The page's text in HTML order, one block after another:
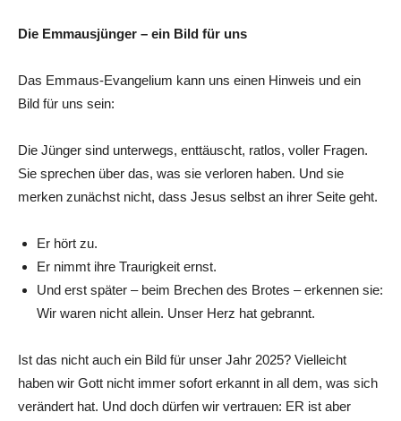
Die Emmausjünger – ein Bild für uns
Das Emmaus-Evangelium kann uns einen Hinweis und ein
Bild für uns sein:
Die Jünger sind unterwegs, enttäuscht, ratlos, voller Fragen.
Sie sprechen über das, was sie verloren haben. Und sie
merken zunächst nicht, dass Jesus selbst an ihrer Seite geht.
Er hört zu.
Er nimmt ihre Traurigkeit ernst.
Und erst später – beim Brechen des Brotes – erkennen sie:
Wir waren nicht allein. Unser Herz hat gebrannt.
Ist das nicht auch ein Bild für unser Jahr 2025? Vielleicht
haben wir Gott nicht immer sofort erkannt in all dem, was sich
verändert hat. Und doch dürfen wir vertrauen: ER ist aber